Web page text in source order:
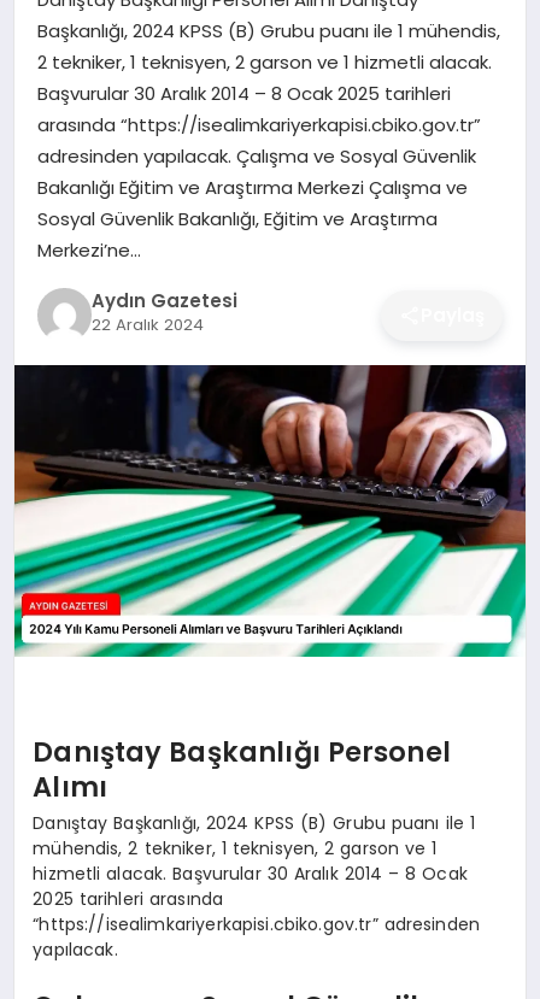
YAŞAM
MAGAZIN
SAĞLIK
EĞITIM
DÜNYA
Başkanlığı, 2024 KPSS (B) Grubu puanı ile 1 mühendis,
2 tekniker, 1 teknisyen, 2 garson ve 1 hizmetli alacak.
Başvurular 30 Aralık 2014 – 8 Ocak 2025 tarihleri
arasında “https://isealimkariyerkapisi.cbiko.gov.tr”
adresinden yapılacak. Çalışma ve Sosyal Güvenlik
Bakanlığı Eğitim ve Araştırma Merkezi Çalışma ve
Sosyal Güvenlik Bakanlığı, Eğitim ve Araştırma
Merkezi’ne…
Aydın Gazetesi
22 Aralık 2024
Danıştay Başkanlığı Personel
Alımı
Danıştay Başkanlığı, 2024 KPSS (B) Grubu puanı ile 1
mühendis, 2 tekniker, 1 teknisyen, 2 garson ve 1
hizmetli alacak. Başvurular 30 Aralık 2014 – 8 Ocak
2025 tarihleri arasında
“https://isealimkariyerkapisi.cbiko.gov.tr” adresinden
yapılacak.